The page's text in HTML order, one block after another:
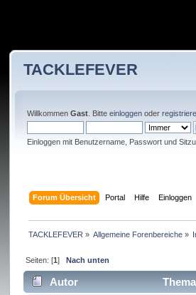
TACKLEFEVER
WillkommenGast . Bitteeinloggen oder
Einloggen mit Benutzername, Passwort und
Forum Übersicht Portal Hilfe Einloggen
TACKLEFEVER » Allgemeine Forenbereiche »
Seiten: [1] Nach unten
Autor